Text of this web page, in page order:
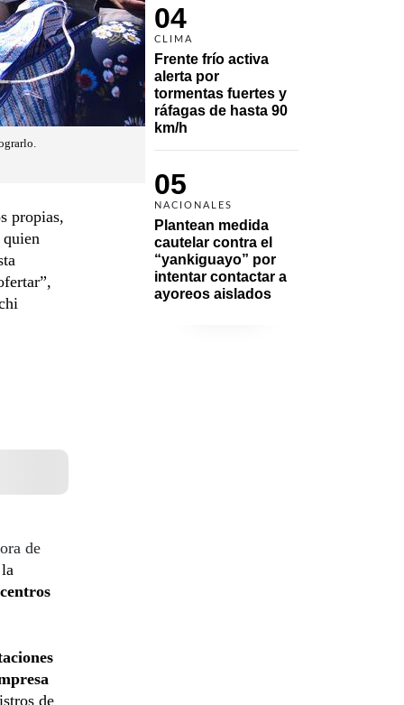
04
CLIMA
Frente frío activa
alerta por
tormentas fuertes y
ráfagas de hasta 90
km/h
05
NACIONALES
Plantean medida
cautelar contra el
“yankiguayo” por
intentar contactar a
ayoreos aislados
propias,
de
de